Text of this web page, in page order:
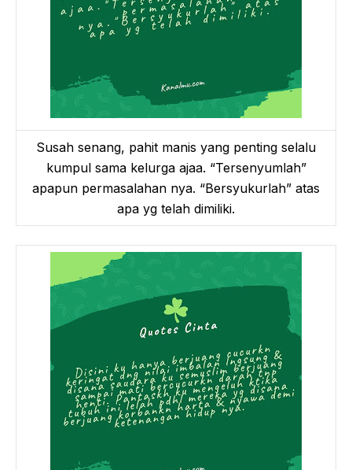
Susah senang, pahit manis yang penting selalu
kumpul sama kelurga ajaa. “Tersenyumlah”
apapun permasalahan nya. “Bersyukurlah” atas
apa yg telah dimiliki.